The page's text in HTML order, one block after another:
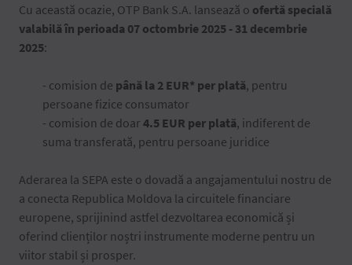
Cu această ocazie, OTP Bank S.A. lansează o ofertă specială
valabilă în perioada 07 octombrie 2025 - 31 decembrie
2025:
- comision de până la 2 EUR* per plată, pentru
persoane fizice consumator
- comision de doar 4.5 EUR per plată, indiferent de
suma transferată, pentru persoane juridice
Aderarea la SEPA este o dovadă a angajamentului nostru de
a conecta Republica Moldova la circuitele financiare
europene, sprijinind astfel dezvoltarea economică și
oferind clienților noștri instrumente moderne pentru un
viitor stabil și prosper.